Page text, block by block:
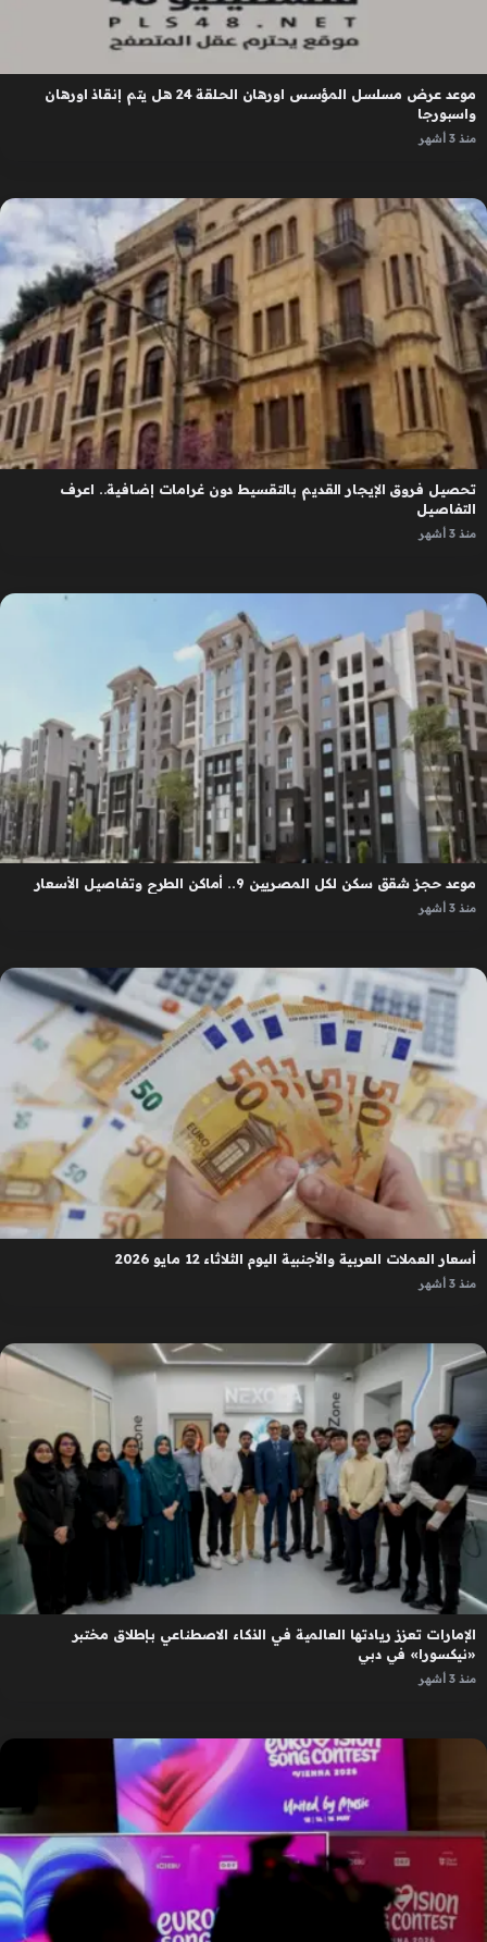
موعد عرض مسلسل المؤسس اورهان الحلقة 24 هل يتم إنقاذ اورهان
واسبورجا
منذ 3 أشهر
تحصيل فروق الإيجار القديم بالتقسيط دون غرامات إضافية.. اعرف
التفاصيل
منذ 3 أشهر
موعد حجز شقق سكن لكل المصريين 9.. أماكن الطرح وتفاصيل الأسعار
منذ 3 أشهر
أسعار العملات العربية والأجنبية اليوم الثلاثاء 12 مايو 2026
منذ 3 أشهر
الإمارات تعزز ريادتها العالمية في الذكاء الاصطناعي بإطلاق مختبر
«نيكسورا» في دبي
منذ 3 أشهر